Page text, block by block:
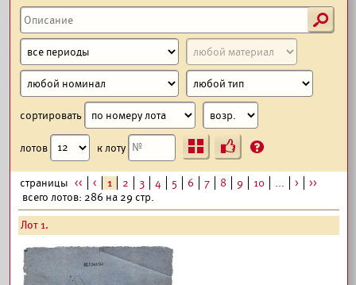
s
сортировать
лотов к лоту Ъ ?
страницы << < 1 2 3 4 5 6 7 8 9 10 ... >
>>
всего лотов: 286 на 29 стр.
Лот 1.